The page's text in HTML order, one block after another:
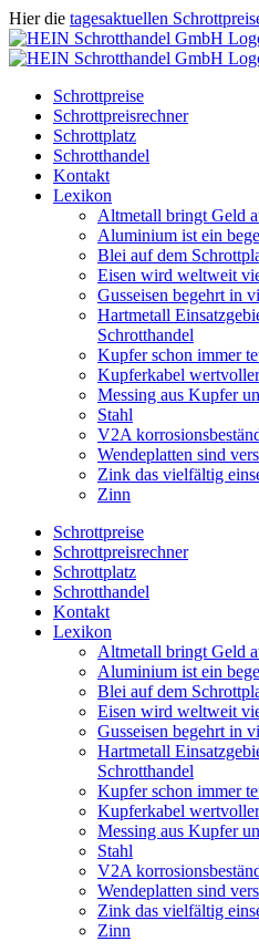
Zum
Inhalt
springen
Hier die tagesaktuellen
Facebook
Instagram
WhatsApp
Twitter
E-
Mail
Schrottpreise
Schrottpreisrechner
Schrottplatz
Schrotthandel
Kontakt
Lexikon
Altmetall bringt Geld
Aluminium ist ein
Blei auf dem
Eisen wird weltweit
Gusseisen begehrt in
Hartmetall
Schrotthandel
Kupfer schon immer
Kupferkabel
Messing aus Kupfer
Stahl
V2A
Wendeplatten sind
Zink das vielfältig
Zinn
Schrottpreise
Schrottpreisrechner
Schrottplatz
Schrotthandel
Kontakt
Lexikon
Altmetall bringt Geld
Aluminium ist ein
Blei auf dem
Eisen wird weltweit
Gusseisen begehrt in
Hartmetall
Schrotthandel
Kupfer schon immer
Kupferkabel
Messing aus Kupfer
Stahl
V2A
Wendeplatten sind
Zink das vielfältig
Zinn